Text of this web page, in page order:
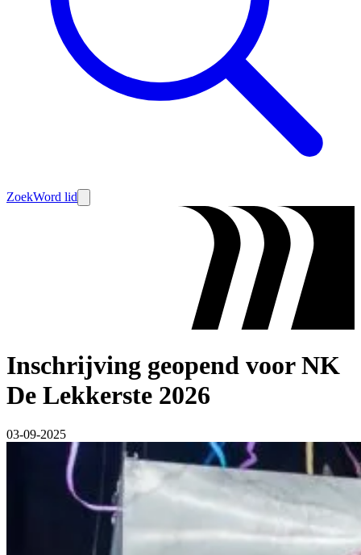
ZoekWord lid
Inschrijving geopend voor NK
De Lekkerste 2026
03-09-2025